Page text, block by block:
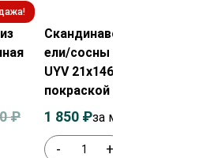
₽
Скандинавская доска из
ели/сосны тонкопиленная
UYV 21х146х6000 мм с
покраской сорт АВ
- +
1 850 ₽за м²